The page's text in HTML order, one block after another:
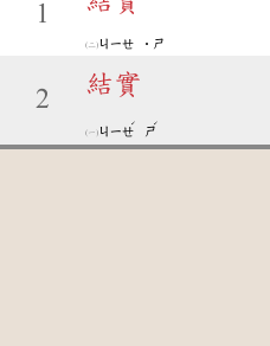
1
ㄐㄧㄝ ˙ㄕ
2
結實
ㄐㄧㄝ
ˊ
ㄕ
ˊ